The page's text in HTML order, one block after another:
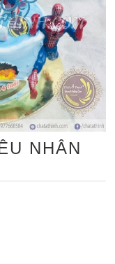
NHÂN